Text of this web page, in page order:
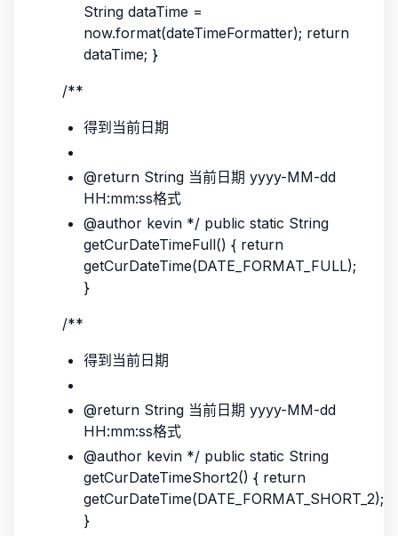
String dataTime =
now.format(dateTimeFormatter); return
dataTime; }
/**
得到当前日期
@return String 当前日期 yyyy-MM-dd
HH:mm:ss格式
@author kevin */ public static String
getCurDateTimeFull() { return
getCurDateTime(DATE_FORMAT_FULL);
}
/**
得到当前日期
@return String 当前日期 yyyy-MM-dd
HH:mm:ss格式
@author kevin */ public static String
getCurDateTimeShort2() { return
getCurDateTime(DATE_FORMAT_SHORT_2);
}